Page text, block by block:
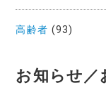
高齢者 (93)
お知らせ／